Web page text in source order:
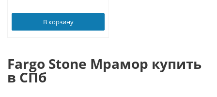
В корзину
Fargo Stone Мрамор купить
в СПб